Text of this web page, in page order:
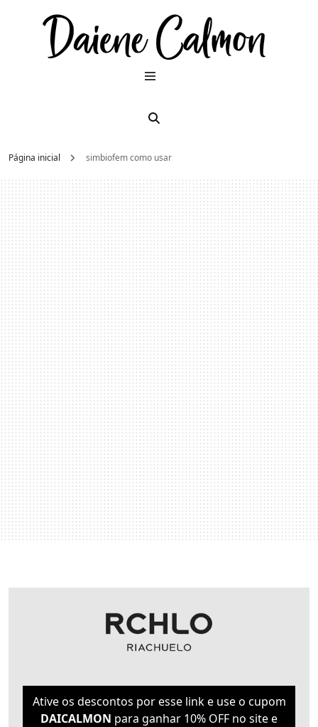
Página inicial simbiofem como usar
Ative os descontos por esse link e use o cupom
DAICALMON para ganhar 10% OFF no site e